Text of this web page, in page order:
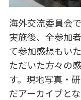
海外交流委員会
実施後、全参加
て参加感想もい
ただいた方々の
す。現地写真・
だアーカイブとな